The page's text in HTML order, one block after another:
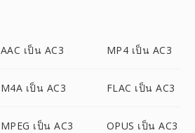
AAC เป็น AC3 MP4 เป็น AC3
M4A เป็น AC3 FLAC เป็น AC3
MPEG เป็น AC3 OPUS เป็น AC3